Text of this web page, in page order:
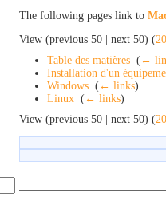
The following pages link to
View (previous 50 | next 50) (20
Table des matières ( ←
Installation d'un
Windows ( ← links)
Linux ( ← links)
View (previous 50 | next 50) (20